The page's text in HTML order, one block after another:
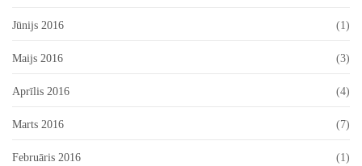
Jūnijs 2016 (1)
Maijs 2016 (3)
Aprīlis 2016 (4)
Marts 2016 (7)
Februāris 2016 (1)